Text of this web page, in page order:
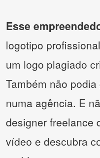
Esse
logotipo
um logo plagiado
Também não
numa agência. E
designer freelance
vídeo e descubra